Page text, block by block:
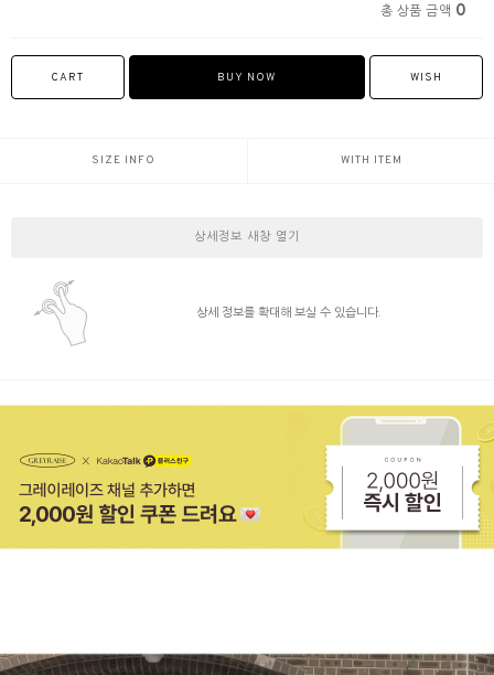
총 상품 금액 0
CART BUY NOW WISH
SIZE INFO WITH ITEM
상세정보 새창 열기
상세 정보를 확대해 보실 수 있습니다.